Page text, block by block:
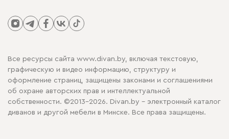
Все ресурсы сайта www.divan.by, включая текстовую,
графическую и видео информацию, структуру и
оформление страниц, защищены законами и соглашениями
об охране авторских прав и интеллектуальной
собственности. ©2013-2026. Divan.by - электронный каталог
диванов и другой мебели в Минске. Все права защищены.